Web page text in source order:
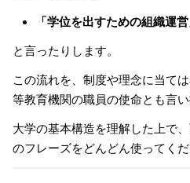
「学位を出すための組織運営
と言ったりします。
この流れを、制度や理念に当て
等教育機関の職員の使命とも言い
大学の基本構造を理解した上で
のフレーズをどんどん使ってくだ